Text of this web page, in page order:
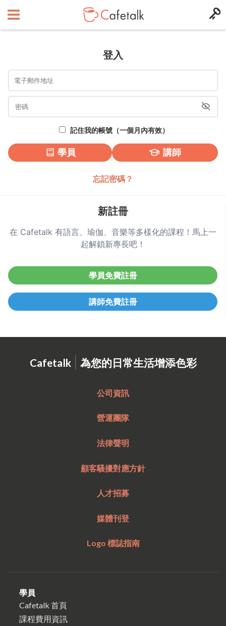
新註冊
在 Cafetalk 有語言、瑜伽、音樂等多樣化的課程！馬上一
起解鎖新專長吧！
學員免費註冊
講師免費註冊
登入
記住我的帳號（一個月內有效）
學員 講師
忘記密碼？
Cafetalk | 為您的日常生活增添色彩
公司資訊
營運團隊
法律聲明
顧客騷擾對應方針
人才招募
媒體刊登
Logo 標誌指南
學員
Cafetalk 首頁
課程費用資訊